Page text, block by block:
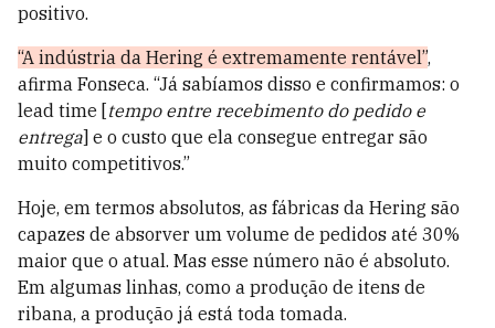
positivo.
“A indústria da Hering é extremamente rentável”,
afirma Fonseca. “Já sabíamos disso e confirmamos: o
lead time [tempo entre recebimento do pedido e
entrega] e o custo que ela consegue entregar são
muito competitivos.”
Hoje, em termos absolutos, as fábricas da Hering são
capazes de absorver um volume de pedidos até 30%
maior que o atual. Mas esse número não é absoluto.
Em algumas linhas, como a produção de itens de
ribana, a produção já está toda tomada.